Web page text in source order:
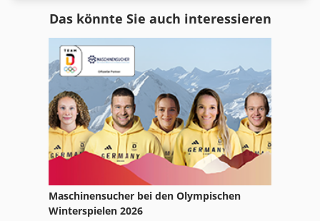
Das könnte Sie auch interessieren
Maschinensucher bei den Olympischen
Winterspielen 2026